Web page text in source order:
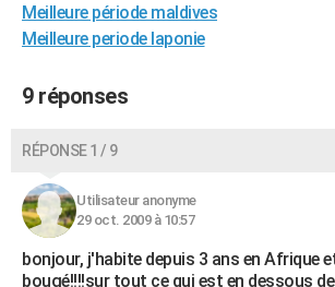
GUIDES D'ACHAT
CARTE DE VOEUX
Carte de Noël
Carte Bonne année
Carte Saint-Valentin
Carte Pâques
Carte d'anniversaire
DICTIONNAIRE
Dictionnaire
Biographies
Citations
Expressions
Proverbes
PROGRAMME TV
COPAINS D'AVANT
S'inscrire
Se connecter
Lycées
Collèges
Primaires
Universités
Entreprises
Service militaire
Avis de recherche
AVIS DE DÉCÈS
Meilleure période maldives
Meilleure periode laponie
9 réponses
RÉPONSE 1 / 9
Utilisateur anonyme
29 oct. 2009 à 10:57
bonjour, j'habite depuis 3 ans en Afrique
bougé!!!!sur tout ce qui est en dessous